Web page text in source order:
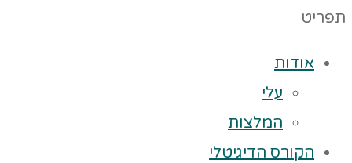
תפריט
אודות
עלי
המלצות
הקורס הדיגיטלי